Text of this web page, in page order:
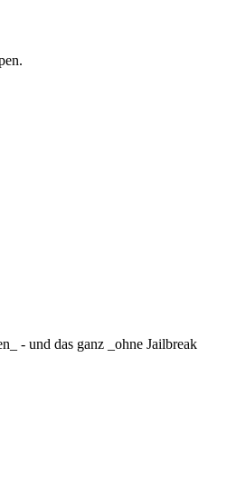
- und das ganz _ohne Jailbreak